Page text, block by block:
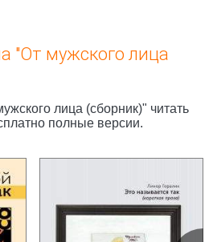
"От мужского лица
лица (сборник)" читать
полные версии.